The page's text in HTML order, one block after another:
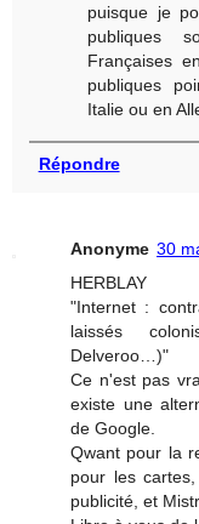
puisque je
publiques
Françaises
publiques
Italie ou en
Répondre
Anonyme 30
HERBLAY
"Internet :
laissés
Delveroo…)"
Ce n'est pas
existe une
de Google.
Qwant pour la
pour les
publicité, et